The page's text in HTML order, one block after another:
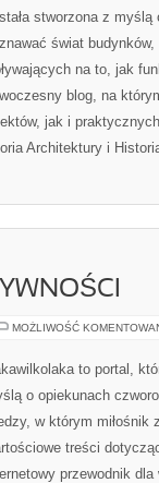
stworzona z
świat
na to, jak
blog, na
jak i
Architektury i
MOŻLIWOŚĆ
to portal,
o opiekunach
w którym miłośnik
treści
przewodnik